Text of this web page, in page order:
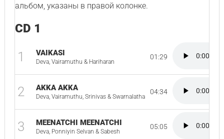
альбом, указаны в правой колонке.
CD 1
1 VAIKASI
Deva, Vairamuthu & Hariharan
01:29
2 AKKA AKKA
Deva, Vairamuthu, Srinivas & Swarnalatha
04:34
3 MEENATCHI MEENATCHI
Deva, Ponniyin Selvan & Sabesh
05:05